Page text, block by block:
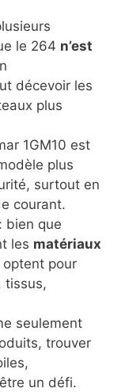
le 264 n’est
décevoir les
plus
1GM10 est
plus
surtout en
courant.
: bien que
les matériaux
optent pour
tissus,
seulement
trouver
un défi.